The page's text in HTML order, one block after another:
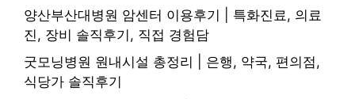
양산부산대병원 암센터 이용후기 | 특화진료, 의료
진, 장비 솔직후기, 직접 경험담
굿모닝병원 원내시설 총정리 | 은행, 약국, 편의점,
식당가 솔직후기